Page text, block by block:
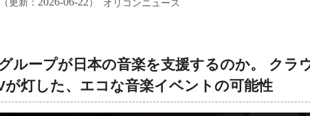
（更新： ） オリコンニュース
ループが日本の音楽を支援するのか。 クラ
が灯した、エコな音楽イベントの可能性